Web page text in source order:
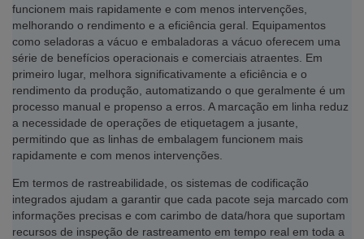
funcionem mais rapidamente e com menos intervenções,
melhorando o rendimento e a eficiência geral. Equipamentos
como seladoras a vácuo e embaladoras a vácuo oferecem uma
série de benefícios operacionais e comerciais atraentes. Em
primeiro lugar, melhora significativamente a eficiência e o
rendimento da produção, automatizando o que geralmente é um
processo manual e propenso a erros. A marcação em linha reduz
a necessidade de operações de etiquetagem a jusante,
permitindo que as linhas de embalagem funcionem mais
rapidamente e com menos intervenções.
Em termos de rastreabilidade, os sistemas de codificação
integrados ajudam a garantir que cada pacote seja marcado com
informações precisas e com carimbo de data/hora que suportam
recursos de inspeção de rastreamento em tempo real em toda a